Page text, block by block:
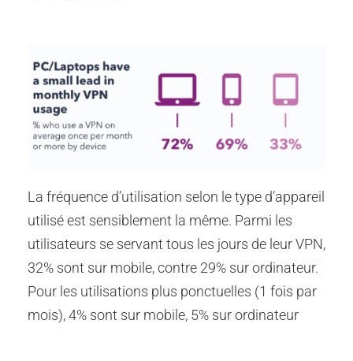
La fréquence d’utilisation selon le type d’appareil
utilisé est sensiblement la même. Parmi les
utilisateurs se servant tous les jours de leur VPN,
32% sont sur mobile, contre 29% sur ordinateur.
Pour les utilisations plus ponctuelles (1 fois par
mois), 4% sont sur mobile, 5% sur ordinateur